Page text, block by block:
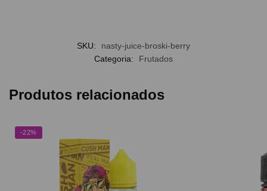
SKU:
nasty-juice-broski-berry
Categoria:
Frutados
Produtos relacionados
-22%